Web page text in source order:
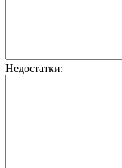
Недостатки: